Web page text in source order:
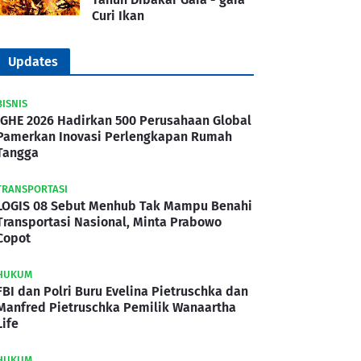
Curi Ikan
Updates
2026 Hadirkan 500 Perusahaan Global
Inovasi Perlengkapan Rumah
08 Sebut Menhub Tak Mampu Benahi
Nasional, Minta Prabowo
dan Polri Buru Evelina Pietruschka dan
Pietruschka Pemilik Wanaartha